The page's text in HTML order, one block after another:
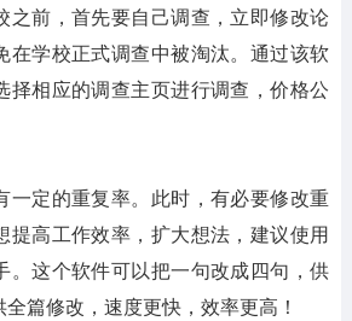
之前，首先要自己调查，立即修改论
在学校正式调查中被淘汰。通过该软
择相应的调查主页进行调查，价格公
一定的重复率。此时，有必要修改重
提高工作效率，扩大想法，建议使用
。这个软件可以把一句改成四句，供
篇修改，速度更快，效率更高！